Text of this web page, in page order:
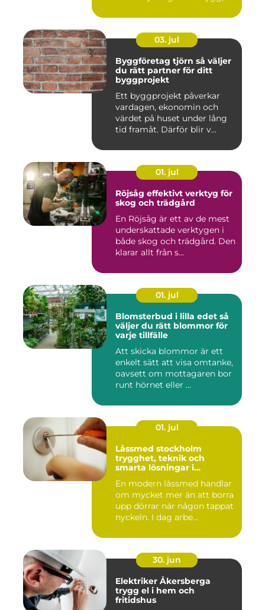
03. jul
Byggföretag tjörn så väljer
du rätt partner för ditt
byggprojekt
Ett byggprojekt påverkar
vardagen, ekonomin och
värdet på huset under lång
tid framåt. Därför blir v...
01. jul
Röjsåg effektivt verktyg för
skog och trädgård
En Röjsåg är ett av de mest
underskattade verktygen i
både skog och trädgård. Den
klarar allt från s...
01. jul
Blomsterbud i lilla edet så
väljer du rätt blommor för
varje tillfälle
Att skicka blommor är ett
enkelt sätt att visa omtanke,
oavsett om mottagaren bor
runt hörnet eller ...
01. jul
Låssmed stockholm
trygghet, teknik och
smarta lösningar i
En modern låssmed handlar
om mycket mer än att borra
upp dörrar när någon tappat
nyckeln. I dag arbe...
30. jun
Elektriker Åkersberga
trygg el i hem och
fritidshus